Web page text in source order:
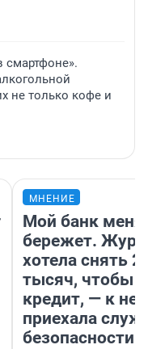
смартфоне».
не только кофе и
МНЕНИЕ
Мой банк меня
бережет.
хотела снять
тысяч, чтобы
кредит, — к
приехала
безопасности